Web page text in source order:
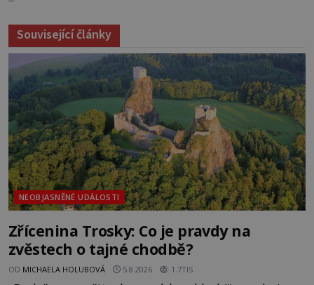
Související články
NEOBJASNĚNÉ UDÁLOSTI
Zřícenina Trosky: Co je pravdy na
zvěstech o tajné chodbě?
OD MICHAELA HOLUBOVÁ 5.8.2026 1.7TIS